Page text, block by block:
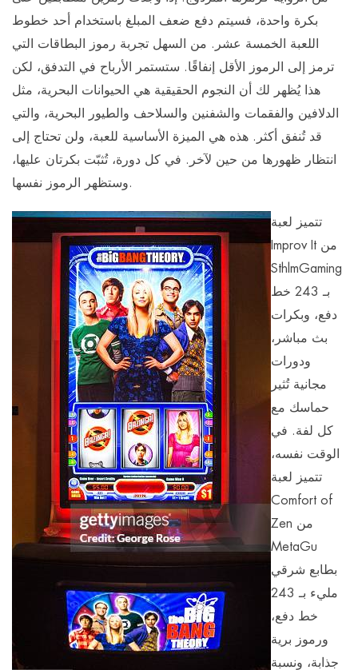
بكرة واحدة، فسيتم دفع ضعف المبلغ باستخدام أحد خطوط
اللعبة الخمسة عشر. من السهل تجربة رموز البطاقات التي
ترمز إلى الرموز الأقل إنفاقًا. ستستمر الأرباح في التدفق، لكن
هذا يُظهر لك أن النجوم الحقيقية هي الحيوانات البحرية، مثل
الدلافين والفقمات والشفنين والسلاحف والطيور البحرية، والتي
قد تُنفق أكثر. هذه هي الميزة الأساسية للعبة، ولن تحتاج إلى
انتظار ظهورها من حين لآخر. في كل دورة، تُثبّت بكرتان عليها،
وستظهر الرموز نفسها.
تتميز لعبة
Improv It من
SthlmGaming
بـ 243 خط
دفع، وبكرات
بث مباشر،
ودورات
مجانية تُثير
حماسك مع
كل لفة. في
الوقت نفسه،
تتميز لعبة
Comfort of
Zen من
MetaGu
بطابع شرقي
مليء بـ 243
خط دفع،
ورموز برية
جذابة، ونسبة